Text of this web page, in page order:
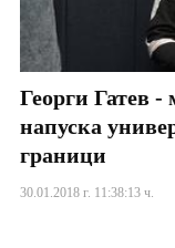
Георги Гатев -
напуска
граници
30.01.2018 г. 11:38:13 ч.